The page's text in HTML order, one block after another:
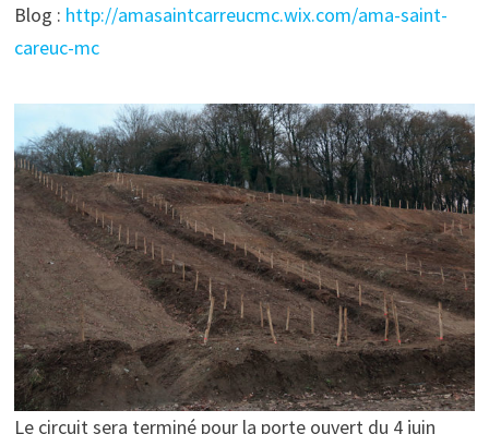
Blog : http://amasaintcarreucmc.wix.com/ama-saint-
careuc-mc
Le circuit sera terminé pour la porte ouvert du 4 juin